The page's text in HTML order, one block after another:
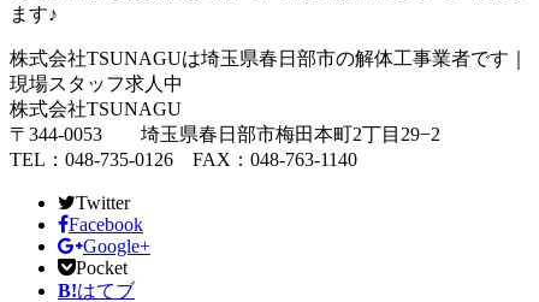
ます♪
株式会社TSUNAGUは埼玉県春日部市の解体工事業者です｜
現場スタッフ求人中
株式会社TSUNAGU
〒344-0053 埼玉県春日部市梅田本町2丁目29−2
TEL：048-735-0126 FAX：048-763-1140
Twitter
Facebook
Google+
Pocket
B!はてブ